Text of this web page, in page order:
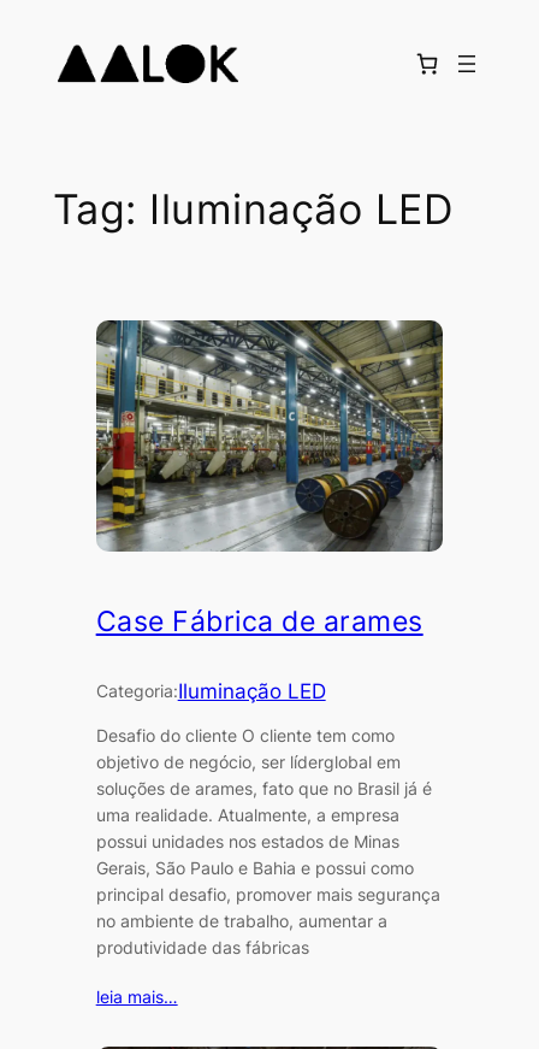
Tag: Iluminação LED
Case Fábrica de arames
Categoria:Iluminação LED
Desafio do cliente O cliente tem como
objetivo de negócio, ser líderglobal em
soluções de arames, fato que no Brasil já é
uma realidade. Atualmente, a empresa
possui unidades nos estados de Minas
Gerais, São Paulo e Bahia e possui como
principal desafio, promover mais segurança
no ambiente de trabalho, aumentar a
produtividade das fábricas
leia mais…